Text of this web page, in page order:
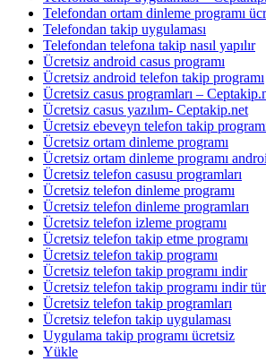
Telefondan ortam dinleme programı
Telefondan takip uygulaması
Telefondan telefona takip nasıl yapılır
Ücretsiz android casus programı
Ücretsiz android telefon takip programı
Ücretsiz casus programları –
Ücretsiz casus yazılım- Ceptakip.net
Ücretsiz ebeveyn telefon takip
Ücretsiz ortam dinleme programı
Ücretsiz ortam dinleme programı
Ücretsiz telefon casusu programları
Ücretsiz telefon dinleme programı
Ücretsiz telefon dinleme programları
Ücretsiz telefon izleme programı
Ücretsiz telefon takip etme programı
Ücretsiz telefon takip programı
Ücretsiz telefon takip programı indir
Ücretsiz telefon takip programı indir
Ücretsiz telefon takip programları
Ücretsiz telefon takip uygulaması
Uygulama takip programı ücretsiz
Yükle